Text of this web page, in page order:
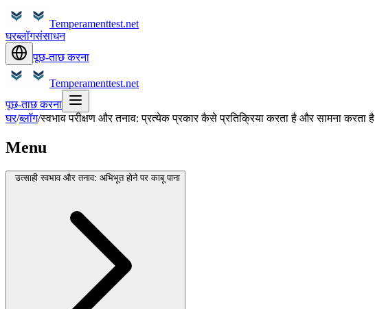
Temperamenttest.net
घरब्लॉगसंसाधन
पूछ-ताछ करना
Temperamenttest.net
पूछ-ताछ करना
घर/ब्लॉग/स्वभाव परीक्षण और तनाव: प्रत्येक प्रकार कैसे प्रतिक्रिया करता है और सामना करता है
Menu
उत्साही स्वभाव और तनाव: अभिभूत होने पर काबू पाना